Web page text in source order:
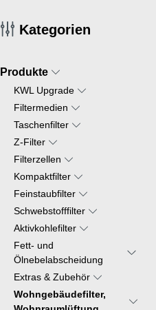
Kategorien
Produkte
KWL Upgrade
Filtermedien
Taschenfilter
Z-Filter
Filterzellen
Kompaktfilter
Feinstaubfilter
Schwebstofffilter
Aktivkohlefilter
Fett- und
Ölnebelabscheidung
Extras & Zubehör
Wohngebäudefilter,